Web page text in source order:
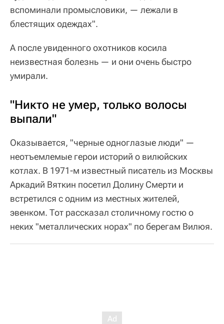
вспоминали промысловики, — лежали в
блестящих одеждах".
А после увиденного охотников косила
неизвестная болезнь — и они очень быстро
умирали.
"Никто не умер, только волосы
выпали"
Оказывается, "черные одноглазые люди" —
неотъемлемые герои историй о вилюйских
котлах. В 1971-м известный писатель из Москвы
Аркадий Вяткин посетил Долину Смерти и
встретился с одним из местных жителей,
эвенком. Тот рассказал столичному гостю о
неких "металлических норах" по берегам Вилюя.